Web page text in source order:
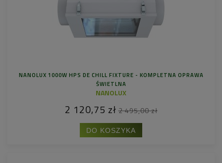
NANOLUX 1000W HPS DE CHILL FIXTURE - KOMPLETNA OPRAWA
ŚWIETLNA
NANOLUX
2 120,75 zł 2 495,00 zł
DO KOSZYKA